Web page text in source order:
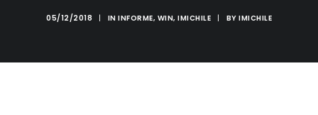
05/12/2018 | IN INFORME, WIN, IMICHILE | BY IMICHILE